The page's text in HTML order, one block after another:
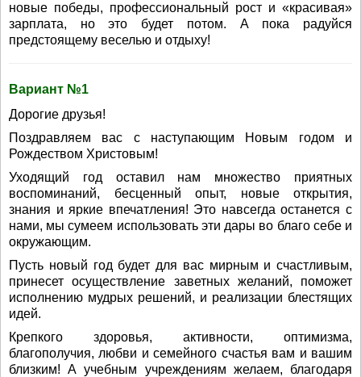
новые победы, профессиональный рост и «красивая»
зарплата, но это будет потом. А пока радуйся
предстоящему веселью и отдыху!
Вариант №1
Дорогие друзья!
Поздравляем вас с наступающим Новым годом и
Рождеством Христовым!
Уходящий год оставил нам множество приятных
воспоминаний, бесценный опыт, новые открытия,
знания и яркие впечатления! Это навсегда останется с
нами, мы сумеем использовать эти дары во благо себе и
окружающим.
Пусть новый год будет для вас мирным и счастливым,
принесет осуществление заветных желаний, поможет
исполнению мудрых решений, и реализации блестящих
идей.
Крепкого здоровья, активности, оптимизма,
благополучия, любви и семейного счастья вам и вашим
близким! А учебным учреждениям желаем, благодаря